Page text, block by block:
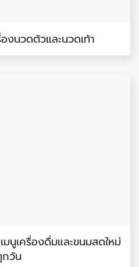
งนวดตัวและนวดเท้า
นูเครื่องดื่มและขนมสดใหม่
วัน